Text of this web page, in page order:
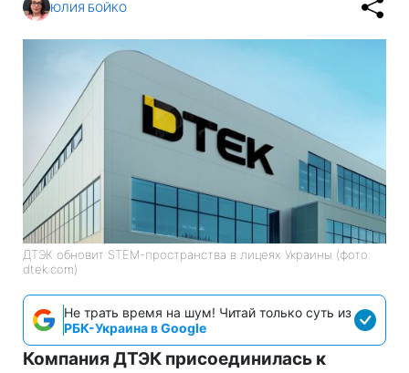
ЮЛИЯ БОЙКО
ДТЭК обновит STEM-пространства в лицеях Украины (фото:
dtek.com)
Не трать время на шум! Читай только суть из
РБК-Украина в Google
Компания ДТЭК присоединилась к